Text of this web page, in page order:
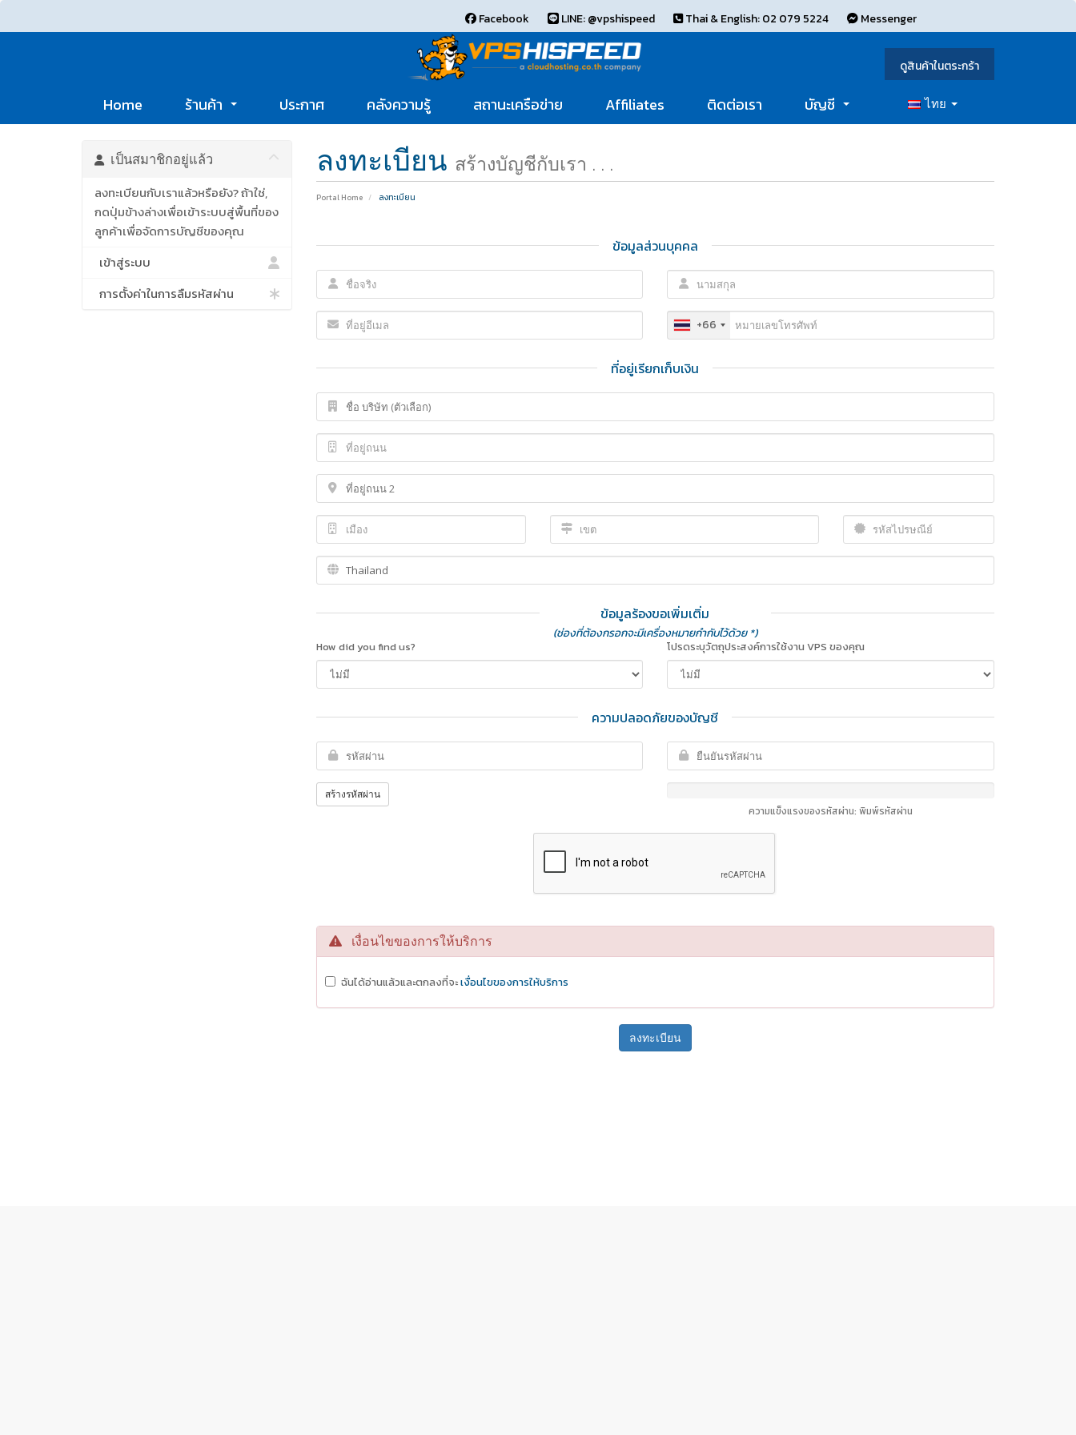
Facebook LINE: @vpshispeed Thai & English: 02 079 5224 Messenger
ดูสินค้าในตระกร้า
Home ร้านค้า ประกาศ คลังความรู้ สถานะเครือข่าย Affiliates ติดต่อเรา บัญชี ไทย
ลงทะเบียน สร้างบัญชีกับเรา . . .
Portal Home ลงทะเบียน
เป็นสมาชิกอยู่แล้ว
ลงทะเบียนกับเราแล้วหรือยัง? ถ้าใช่,
กดปุ่มข้างล่างเพื่อเข้าระบบสู่พื้นที่ของ
ลูกค้าเพื่อจัดการบัญชีของคุณ
เข้าสู่ระบบ
การตั้งค่าในการลืมรหัสผ่าน
ข้อมูลส่วนบุคคล
+66
ที่อยู่เรียกเก็บเงิน
ข้อมูลร้องขอเพิ่มเติ่ม
(ช่องที่ต้องกรอกจะมีเครื่องหมายกำกับไว้ด้วย *)
How did you find us? โปรดระบุวัตถุประสงค์การใช้งาน VPS ของคุณ
ความปลอดภัยของบัญชี
สร้างรหัสผ่าน
ความแข็งแรงของรหัสผ่าน: พิมพ์รหัสผ่าน
เงื่อนไขของการให้บริการ
ฉันได้อ่านแล้วและตกลงที่จะเงื่อนไขของการให้บริการ